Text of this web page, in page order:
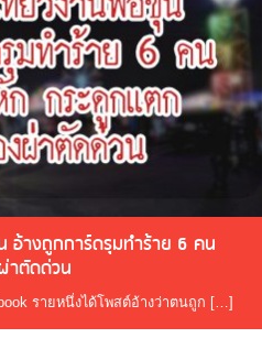
อ้างถูกการ์ดรุมทำร้าย 6 คน
าตัดด่วน
รายหนึ่งได้โพสต์อ้างว่าตนถูก […]